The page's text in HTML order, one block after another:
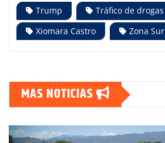
Trump
Tráfico de drogas
Xiomara Castro
Zona Sur
MAS NOTICIAS